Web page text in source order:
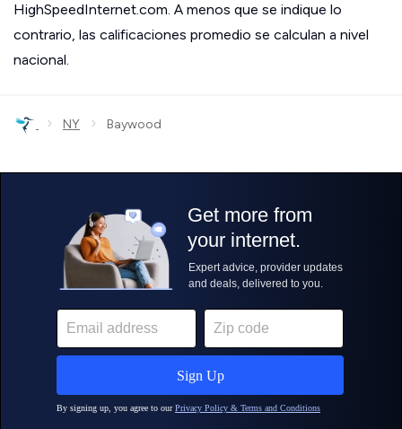
HighSpeedInternet.com. A menos que se indique lo
contrario, las calificaciones promedio se calculan a nivel
nacional.
› NY › Baywood